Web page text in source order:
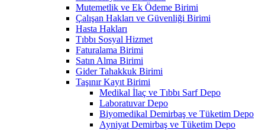
Mutemetlik ve Ek Ödeme Birimi
Çalışan Hakları ve Güvenliği Birimi
Hasta Hakları
Tıbbı Sosyal Hizmet
Faturalama Birimi
Satın Alma Birimi
Gider Tahakkuk Birimi
Taşınır Kayıt Birimi
Medikal İlaç ve Tıbbı Sarf Depo
Laboratuvar Depo
Biyomedikal Demirbaş ve Tüketim Depo
Ayniyat Demirbaş ve Tüketim Depo